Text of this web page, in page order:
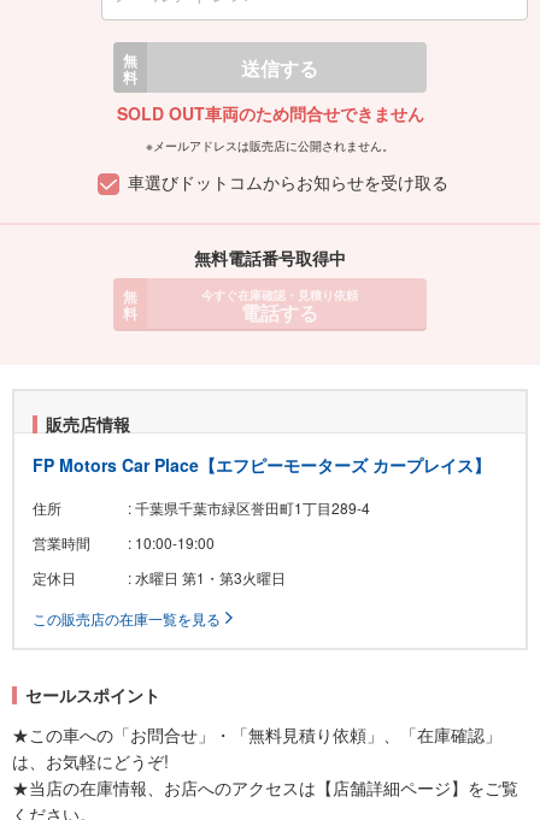
無
料 送信する
SOLD OUT車両のため問合せできません
※メールアドレスは販売店に公開されません。
車選びドットコムからお知らせを受け取る
無料電話番号取得中
無
料
今すぐ在庫確認・見積り依頼
電話する
販売店情報
FP Motors Car Place【エフピーモーターズ カープレイス】
住所
: 千葉県千葉市緑区誉田町1丁目289-4
営業時間
: 10:00-19:00
定休日
: 水曜日 第1・第3火曜日
この販売店の在庫一覧を見る
セールスポイント
★この車への「お問合せ」・「無料見積り依頼」、「在庫確認」
は、お気軽にどうぞ!
★当店の在庫情報、お店へのアクセスは【店舗詳細ページ】をご覧
ください。